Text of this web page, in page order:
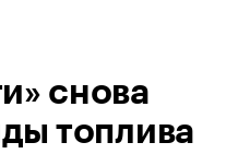
снова
топлива